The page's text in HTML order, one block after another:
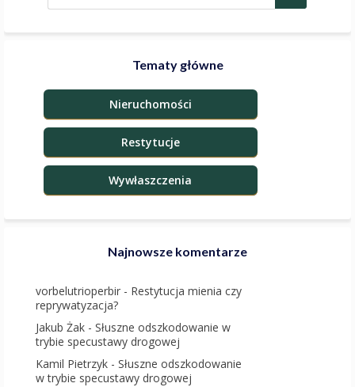
Tematy główne
Nieruchomości
Restytucje
Wywłaszczenia
Najnowsze komentarze
vorbelutrioperbir - Restytucja mienia czy
reprywatyzacja?
Jakub Żak - Słuszne odszkodowanie w
trybie specustawy drogowej
Kamil Pietrzyk - Słuszne odszkodowanie
w trybie specustawy drogowej